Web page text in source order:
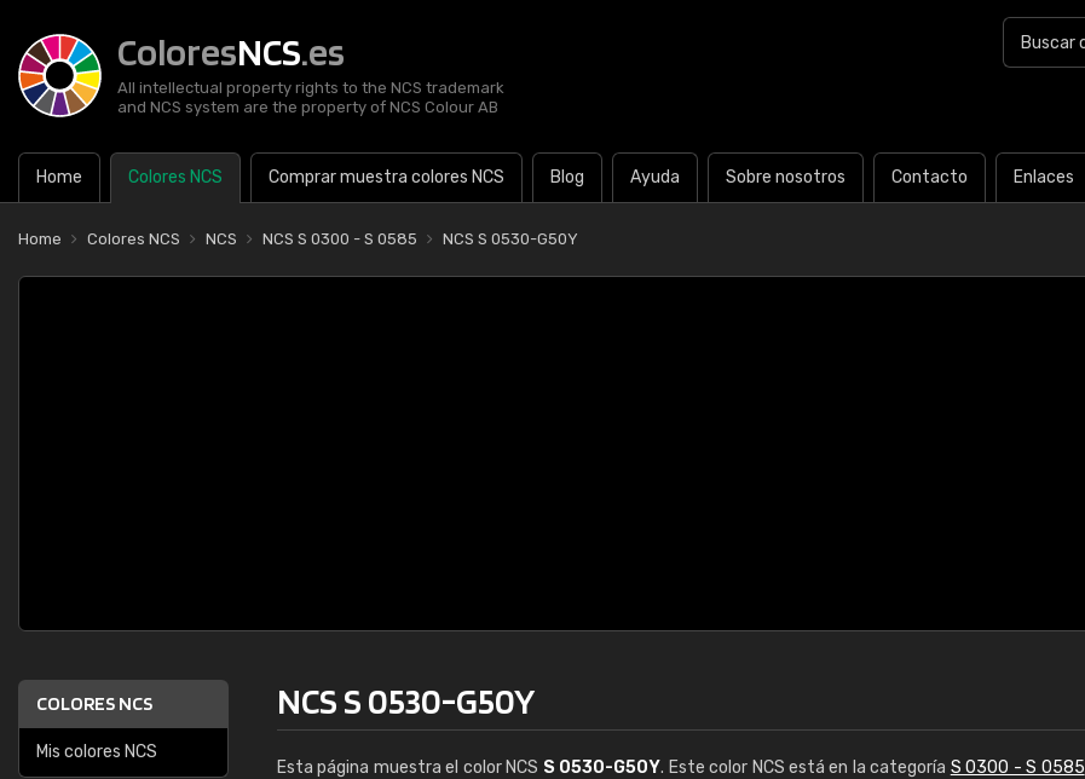
ColoresNCS.es
All intellectual property rights to the NCS trademark
and NCS system are the property of NCS Colour AB
Home Colores NCS Comprar muestra colores NCS Blog Ayuda Sobre nosotros Contacto Enlaces
Home Colores NCS NCS NCS S 0300 - S 0585 NCS S 0530-G50Y
COLORES NCS
Mis colores NCS
NCS S 0530-G50Y
Esta página muestra el color NCS S 0530-G50Y. Este color NCS está en la categoría S 0300 - S 0585